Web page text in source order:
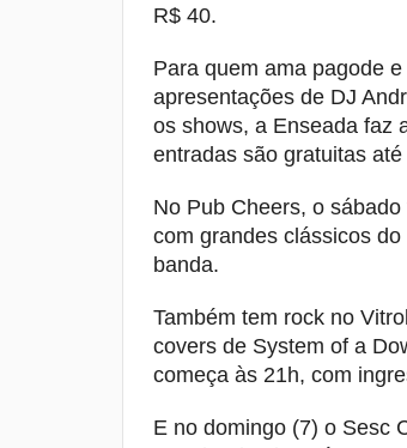
R$ 40.
Para quem ama pagode
apresentações de DJ
os shows, a Enseada faz
entradas são gratuitas até
No Pub Cheers, o
com grandes clássicos
banda.
Também tem rock no
covers de System of a
começa às 21h, com
E no domingo (7) o Sesc